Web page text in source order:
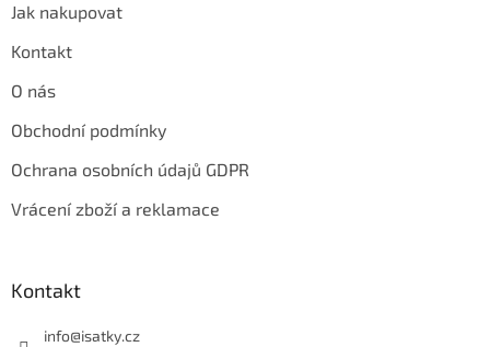
Jak nakupovat
Kontakt
O nás
Obchodní podmínky
Ochrana osobních údajů GDPR
Vrácení zboží a reklamace
Kontakt
info@isatky.cz